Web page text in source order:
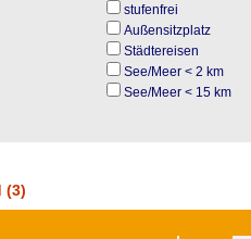
stufenfrei
Außensitzplatz
Städtereisen
See/Meer < 2 km
See/Meer < 15 km